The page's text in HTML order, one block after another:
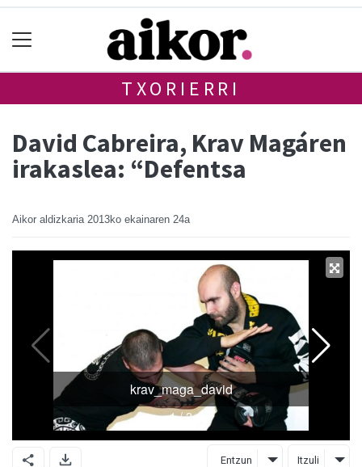
TXORIERRI
David Cabreira, Krav Magáren
irakaslea: “Defentsa
Aikor aldizkaria 2013ko ekainaren 24a
Entzun Itzuli